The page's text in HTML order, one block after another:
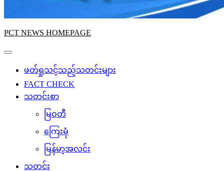
PCT NEWS HOMEPAGE
ဖတ်ရှုသင့်သည့်သတင်းများ
FACT CHECK
သတင်းစာ
မြဝတီ
ကြေးမုံ
မြန်မာ့အလင်း
သတင်း